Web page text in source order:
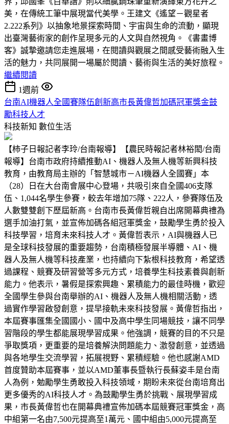
美，在傳統工筆中展現當代美學。王建文《遙望－觀星者
2.222系列》以抽象地景探索時間、宇宙與生命的流動，顯現
出臺灣藝術家的創作呈現多元的人文與自然視角。《書畫博
客》誠摯邀請您走進展場，在閱讀與觀展之間感受藝術融入生
活的魅力，共同展開一場屬於閱讀、藝術與生活的美好旅程。
繼續閱讀
1週前
台南AI機器人全國賽隊伍創新高市長黃偉哲加碼冠軍獎金鼓
勵科技人才
科技新知 數位生活
【柿子日報記者李玲/台南報導】【農民時報記者林裕閎/台南
報導】台南市政府持續推動AI、機器人及無人機等新興科技
教育，由教育局主辦的「智慧城市－AI機器人全國賽」本
（28）日在大台南會展中心登場，共吸引來自全國406支隊
伍、1,044名學生參賽，較去年增加75隊、222人，參賽隊伍及
人數雙雙創下歷屆新高。台南市長黃偉哲親自出席開幕典禮為
選手加油打氣，並宣佈加碼各組冠軍獎金，鼓勵學生勇於投入
科技學習，培育未來科技人才。黃偉哲表示，AI與機器人已
是全球科技發展的重要趨勢，台南積極發展半導體、AI、機
器人及無人機等科技產業，也持續向下紮根科技教育，希望透
過課程、競賽及研習營等多元方式，培養學生科技素養與創新
能力。他表示，暑假是探索興趣、累積能力的最佳時機，歡迎
全國學生參與台南舉辦的AI、機器人及無人機相關活動，透
過實作學習啟發創意，提早接軌未來科技發展。黃偉哲指出，
本屆賽事匯集全國國小、國中及高中學生同場競技，讓不同學
習階段的學生都能展現學習成果。他強調，競賽的目的不只是
爭取獎項，更重要的是培養解決問題能力、激發創意，並透過
與各地學生交流學習，拓展視野、累積經驗。他也感謝AMD
首度贊助本屆賽事，並以AMD董事長暨執行長蘇姿丰是台南
人為例，勉勵學生勇敢投入科技領域，期盼未來從台南培育出
更多優秀的AI科技人才。為鼓勵學生勇於挑戰、展現學習成
果，市長黃偉哲也在開幕典禮宣佈加碼本屆競賽冠軍獎金，高
中組第一名由7,500元提高至1萬元、國中組由5,000元提高至